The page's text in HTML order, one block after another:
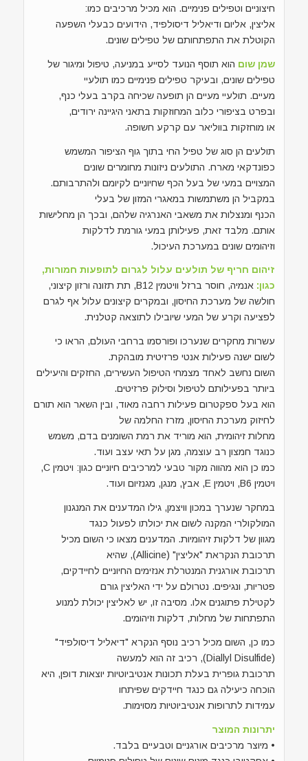
חיצוניים וטפילים פנימיים. הוא מכיל מרכיבים כמו:
אליצין, אליום ודיאליל דיסולפיד, הידועים כבעלי השפעה
הקוטלת את התפתחותם של טפילים שונים.
שמן שום הוא תוסף הנועד לסייע במניעה, טיפול ומיגור של
טפילים שונים, ובעיקר טפילים פנימיים כמו תולעיי
מעיים. תולעיי מעיים הן תופעה שכיחה בקרב בעלי כנף,
ובפרט בציפורי כלוב המחוזקות בתאני היגיינה ירודים,
או מוחזקות בווליאר עם קרקע חשופה.
תולעים הן סוג של טפיל החי בתוך גוף הציפור המשמש
כפונדקאי מארח. התולעים ניזונות מחומרים שונים
המצויים במעי של בעל הכף שחיוניים לקיומם ולהתרבותם.
במקביל הן משתמשות במאגרי המזון של בעלי
הכנף ומנצלות את משאבי האנרגיה שלהם, ובכך הן מחלישות
אותם. מלבד זאת, פעילותן במעי גורמת לדלקות
וזיהומים שונים במערכת העיכול.
זיהום חריף של תולעים עלול לגרום לתופעות חמורות,
כגון:
אנמיה, חוסר ברזל וויטמין B12, תת תזונה ורזון קיצוני,
חולשה של מערכת החיסון, ובמקרים קיצונים עלול אף לגרם
לפציעה וקרע של המעי שיובילו לתוצאה קטלנית.
עשרות מחקרים שנערכו ופורסמו ברחבי העולם, הראו כי
לשום ישנה פעילות אנטי פרזיטית מובהקת.
השום נחשב לאחד מצמחי הטיפול העשירים, החזקים והיעילים
ביותר בפעילותם לטיפול וסילוק פרזיטים.
הוא בעל ספקטרום פעילות רחבה מאוד, ובין השאר הוא תורם
לחיזוק מערכת החיסון, מזרז החלמה של
מחלות זיהומית, הוא מוריד את רמת השומנים בדם, משמש
כנוגד חמצון רב עוצמה, מגן על תאי עצב ועוד.
כמו כן הוא מהווה מקור טבעי למרכיבים חיוניים כגון: ויטמין C,
ויטמין B6, ויטמין E, אבץ, מנגן, מגנזיום ועוד.
במחקר שנערך במכון וויצמן, גילו המדענים את המנגנון
המולקולרי המקנה לשום את יכולתו לפעול כנגד
מגוון של דלקות זיהומיות. המדענים מצאו כי השום מכיל
תרכובת הנקראת "אליצין" (Allicine), שהיא
תרכובת אורגנית המנטרלת אנזימים החיוניים לחיידקים,
פטריות, ונגיפים. נטרולם על ידי האליצין גורם
לקטילת פתוגנים אלו. מסיבה זו, יש לאליצין יכולת למנוע
התפתחות של מחלות, דלקות וזיהומים.
כמו כן, השום מכיל רכיב נוסף הנקרא "דיאליל דיסולפיד"
(Diallyl Disulfide), רכיב זה הוא למעשה
תרכובת גופרית בעלת תכונות אנטיביוטיות יוצאות דופן, היא
הוכחה כיעילה גם כנגד חיידקים שפיתחו
עמידות לתרופות אנטיביוטיות מסוימות.
יתרונות המוצר
• מיוצר מרכיבים אורגניים וטבעיים בלבד.